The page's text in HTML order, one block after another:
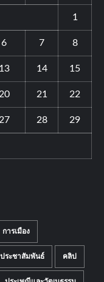
1
6 7 8
13 14 15
21 22
28 29
การเมือง
ระชาสัมพันธ์ คลิป